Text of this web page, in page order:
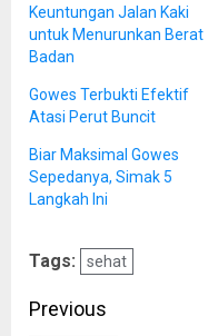
Keuntungan Jalan Kaki
untuk Menurunkan Berat
Badan
Gowes Terbukti Efektif
Atasi Perut Buncit
Biar Maksimal Gowes
Sepedanya, Simak 5
Langkah Ini
Tags: sehat
Post
Previous